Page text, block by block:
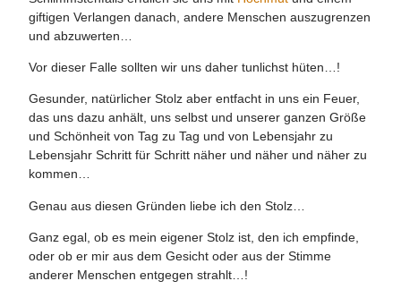
giftigen Verlangen danach, andere Menschen auszugrenzen
und abzuwerten…
Vor dieser Falle sollten wir uns daher tunlichst hüten…!
Gesunder, natürlicher Stolz aber entfacht in uns ein Feuer,
das uns dazu anhält, uns selbst und unserer ganzen Größe
und Schönheit von Tag zu Tag und von Lebensjahr zu
Lebensjahr Schritt für Schritt näher und näher und näher zu
kommen…
Genau aus diesen Gründen liebe ich den Stolz…
Ganz egal, ob es mein eigener Stolz ist, den ich empfinde,
oder ob er mir aus dem Gesicht oder aus der Stimme
anderer Menschen entgegen strahlt…!